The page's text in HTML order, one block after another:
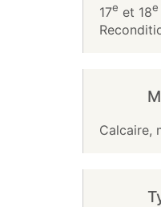
17e et 18e
Calcaire,